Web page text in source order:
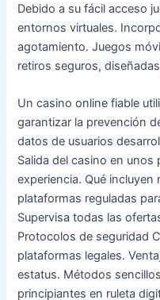
Debido a su fácil acceso
entornos virtuales.
agotamiento. Juegos
retiros seguros,
Un casino online fiable
garantizar la prevención
datos de usuarios
Salida del casino en
experiencia. Qué incluyen
plataformas reguladas
Supervisa todas las
Protocolos de seguridad
plataformas legales.
estatus. Métodos
principiantes en ruleta